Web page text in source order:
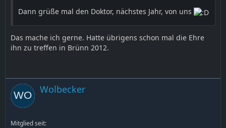
Dann grüße mal den Doktor, nächstes Jahr, von uns
Das mache ich gerne. Hatte übrigens schon mal die Ehre
ihn zu treffen in Brünn 2012.
Wolbecker
Mitglied seit: